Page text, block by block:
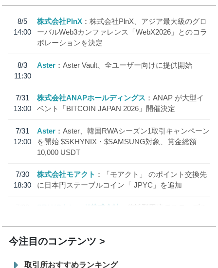
8/5
14:00
株式会社PlnX
株式会社PlnX、アジア最大級のグロ
ーバルWeb3カンファレンス「WebX2026」とのコラ
ボレーションを決定
8/3
11:30
Aster Aster Vault、全ユーザー向けに提供開始
7/31
13:00
株式会社ANAPホールディングス
ANAP が大型イ
ベント「BITCOIN JAPAN 2026」開催決定
7/31
12:00
Aster
Aster、韓国RWAシーズン1取引キャンペーン
を開始 $SKHYNIX・$SAMSUNG対象、賞金総額
10,000 USDT
7/30
18:30
株式会社モアクト
「モアクト」 のポイント交換先
に日本円ステーブルコイン「 JPYC」を追加
7/29
SBI VCトレード株式会社
信託型円建てステーブル
今注目のコンテンツ
取引所おすすめランキング